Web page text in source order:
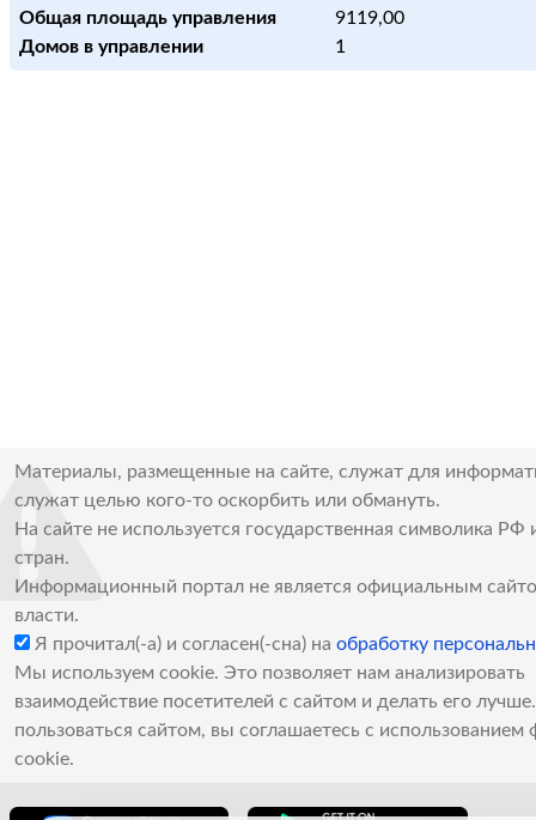
Общая площадь управления
9119,00
Домов в управлении
1
Материалы, размещенные на сайте, служат для
служат целью кого-то оскорбить или обмануть.
На сайте не используется государственная символика РФ
стран.
Информационный портал не является официальным
власти.
Я прочитал(-а) и согласен(-сна) на обработку
Мы используем cookie. Это позволяет нам анализировать
взаимодействие посетителей с сайтом и делать его
пользоваться сайтом, вы соглашаетесь с использованием
cookie.